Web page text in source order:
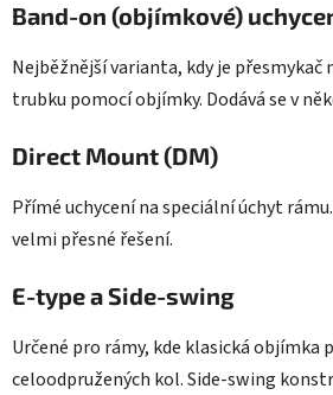
Band-on (objímkové)
Nejběžnější varianta, kdy je přesmykač
trubku pomocí objímky. Dodává se v
Direct Mount (DM)
Přímé uchycení na speciální úchyt
velmi přesné řešení.
E-type a Side-swing
Určené pro rámy, kde klasická objímka
celoodpružených kol. Side-swing